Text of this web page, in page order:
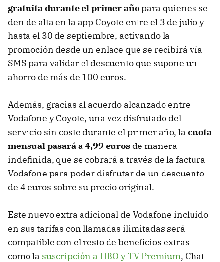
gratuita durante el primer añopara quienes se
den de alta en la app Coyote entre el 3 de julio y
hasta el 30 de septiembre, activando la
promoción desde un enlace que se recibirá vía
SMS para validar el descuento que supone un
ahorro de más de 100 euros.
Además, gracias al acuerdo alcanzado entre
Vodafone y Coyote, una vez disfrutado del
servicio sin coste durante el primer año, la cuota
mensual pasará a 4,99 euros de manera
indefinida, que se cobrará a través de la factura
Vodafone para poder disfrutar de un descuento
de 4 euros sobre su precio original.
Este nuevo extra adicional de Vodafone incluido
en sus tarifas con llamadas ilimitadas será
compatible con el resto de beneficios extras
como la suscripción a HBO y TV Premium, Chat